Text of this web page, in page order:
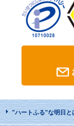
"ハートふる"な明日と